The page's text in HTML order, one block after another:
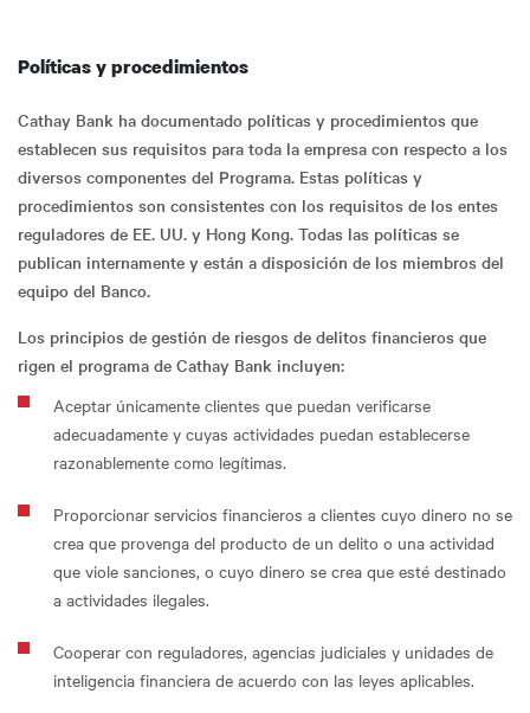
Políticas y procedimientos
Cathay Bank ha documentado políticas y procedimientos que
establecen sus requisitos para toda la empresa con respecto a los
diversos componentes del Programa. Estas políticas y
procedimientos son consistentes con los requisitos de los entes
reguladores de EE. UU. y Hong Kong. Todas las políticas se
publican internamente y están a disposición de los miembros del
equipo del Banco.
Los principios de gestión de riesgos de delitos financieros que
rigen el programa de Cathay Bank incluyen:
Aceptar únicamente clientes que puedan verificarse
adecuadamente y cuyas actividades puedan establecerse
razonablemente como legítimas.
Proporcionar servicios financieros a clientes cuyo dinero no se
crea que provenga del producto de un delito o una actividad
que viole sanciones, o cuyo dinero se crea que esté destinado
a actividades ilegales.
Cooperar con reguladores, agencias judiciales y unidades de
inteligencia financiera de acuerdo con las leyes aplicables.